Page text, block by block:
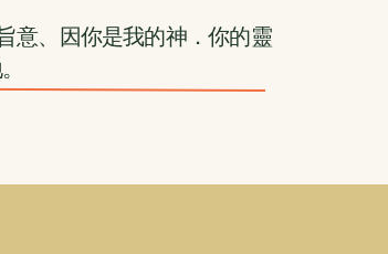
意、因你是我的神．你的靈